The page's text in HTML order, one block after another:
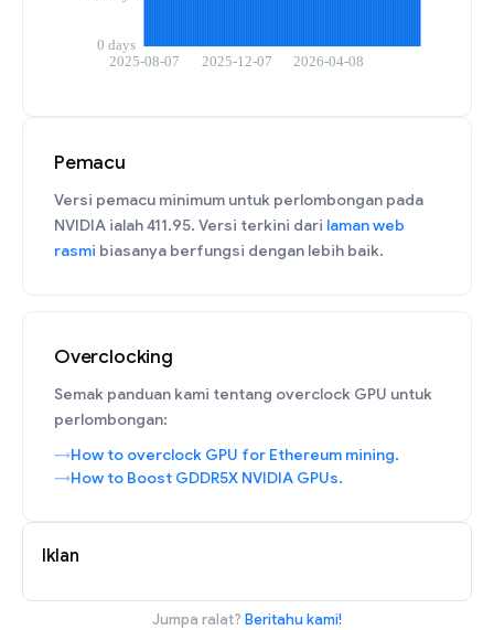
Pemacu
Versi pemacu minimum untuk perlombongan pada
NVIDIA ialah 411.95. Versi terkini dari laman web
rasmi biasanya berfungsi dengan lebih baik.
Overclocking
Semak panduan kami tentang overclock GPU untuk
perlombongan:
How to overclock GPU for Ethereum mining.
How to Boost GDDR5X NVIDIA GPUs.
Iklan
Jumpa ralat? Beritahu kami!